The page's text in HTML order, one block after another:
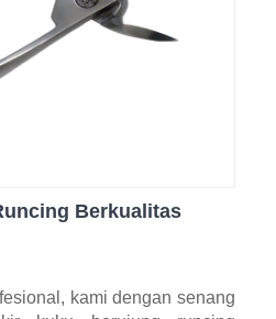
Berkualitas
kami dengan senang